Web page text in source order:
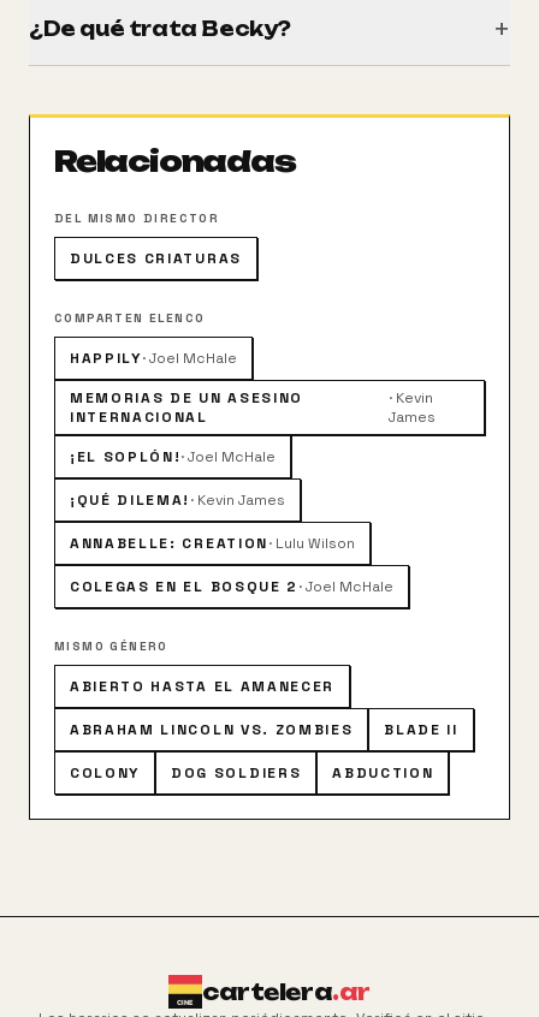
¿De qué trata Becky? +
perfectos para intentar reconectar entre ellos, se
grupo de convictos fugitivos, liderados por Dominick,
invaden la casa del lago.
Relacionadas
DEL MISMO DIRECTOR
DULCES CRIATURAS
COMPARTEN ELENCO
HAPPILY·Joel McHale
MEMORIAS DE UN ASESINO
INTERNACIONAL
· Kevin
James
¡EL SOPLÓN!·Joel McHale
¡QUÉ DILEMA! · Kevin James
ANNABELLE: CREATION· Lulu Wilson
COLEGAS EN EL BOSQUE 2 ·Joel McHale
MISMO GÉNERO
ABIERTO HASTA EL AMANECER
ABRAHAM LINCOLN VS. ZOMBIES BLADE II
COLONY DOG SOLDIERS ABDUCTION
cartelera.ar